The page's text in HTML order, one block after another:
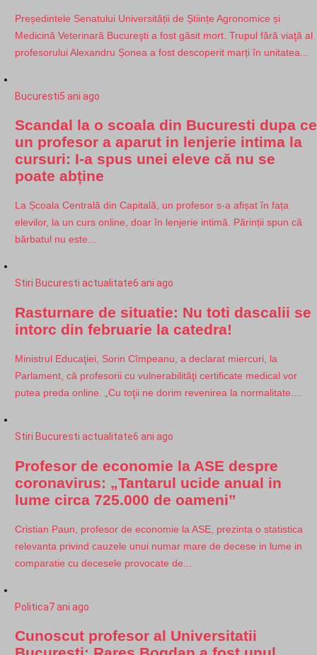
Președintele Senatului Universității de Științe Agronomice și
Medicină Veterinară Bucureşti a fost găsit mort. Trupul fără viaţă al
profesorului Alexandru Șonea a fost descoperit marți în unitatea...
Bucuresti5 ani ago
Scandal la o scoala din Bucuresti dupa ce
un profesor a aparut in lenjerie intima la
cursuri: I-a spus unei eleve că nu se
poate abține
La Școala Centrală din Capitală, un profesor s-a afișat în fața
elevilor, la un curs online, doar în lenjerie intimă. Părinții spun că
bărbatul nu este...
Stiri Bucuresti actualitate6 ani ago
Rasturnare de situatie: Nu toti dascalii se
intorc din februarie la catedra!
Ministrul Educaţiei, Sorin Cîmpeanu, a declarat miercuri, la
Parlament, că profesorii cu vulnerabilităţi certificate medical vor
putea preda online. „Cu toţii ne dorim revenirea la normalitate....
Stiri Bucuresti actualitate6 ani ago
Profesor de economie la ASE despre
coronavirus: „Tantarul ucide anual in
lume circa 725.000 de oameni”
Cristian Paun, profesor de economie la ASE, prezinta o statistica
relevanta privind cauzele unui numar mare de decese in lume in
comparatie cu decesele provocate de...
Politica7 ani ago
Cunoscut profesor al Universitatii